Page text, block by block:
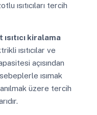
ısıtıcıları tercih
kiralama
ısıtıcılar ve
açısından
ısımak
üzere tercih